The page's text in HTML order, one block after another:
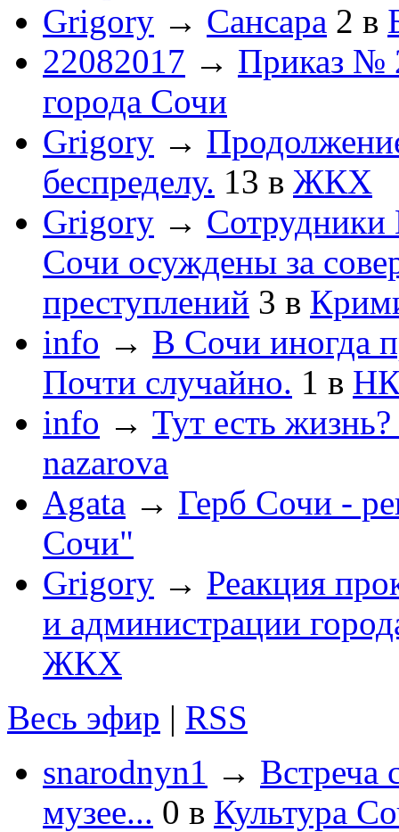
Grigory → Сансара 2 в
22082017 → Приказ №
города Сочи
Grigory →
беспределу. 13 в ЖКХ
Grigory →
Сочи осуждены за
преступлений 3 в
info → В Сочи иногда
Почти случайно. 1 в
info → Тут есть
nazarova
Agata → Герб Сочи -
Сочи"
Grigory → Реакция
и администрации
ЖКХ
Весь эфир | RSS
snarodnyn1 → Встреча
музее... 0 в Культура